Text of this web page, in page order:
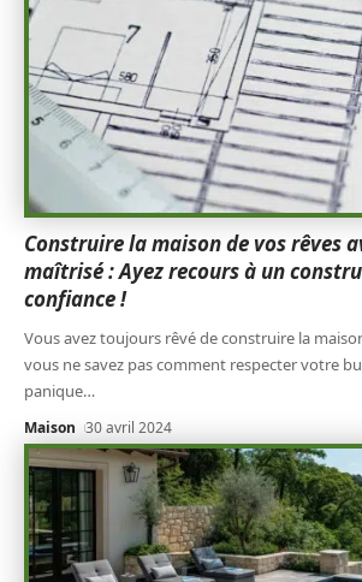
Construire la maison de vos rêves
maîtrisé : Ayez recours à un
confiance !
Vous avez toujours rêvé de construire la
vous ne savez pas comment respecter votre
panique…
Maison 30 avril 2024